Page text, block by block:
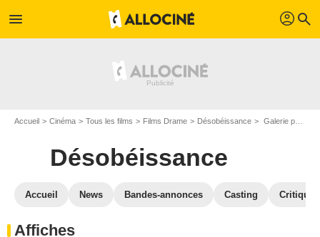
menu profil search
Accueil Cinéma Tous les films Films Drame Désobéissance Galerie photos du film Désobéissance
Désobéissance
Accueil News Bandes-annonces Casting
Affiches